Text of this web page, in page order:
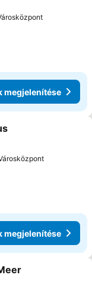
megjelenítése
a kedvencekhez
megjelenítése
a kedvencekhez